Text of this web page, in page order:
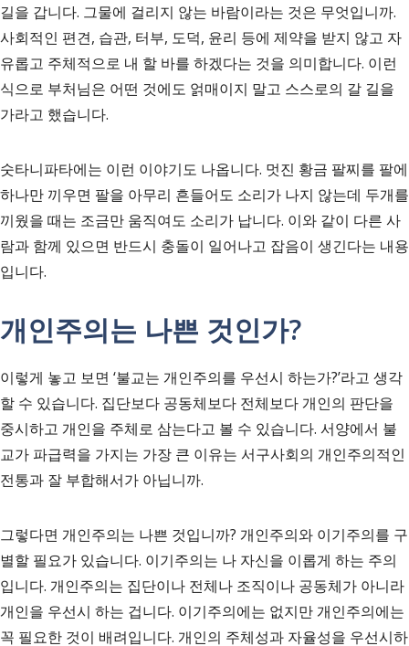
길을 갑니다. 그물에 걸리지 않는 바람이라는 것은 무엇입니까.
사회적인 편견, 습관, 터부, 도덕, 윤리 등에 제약을 받지 않고 자
유롭고 주체적으로 내 할 바를 하겠다는 것을 의미합니다. 이런
식으로 부처님은 어떤 것에도 얽매이지 말고 스스로의 갈 길을
가라고 했습니다.
숫타니파타에는 이런 이야기도 나옵니다. 멋진 황금 팔찌를 팔에
하나만 끼우면 팔을 아무리 흔들어도 소리가 나지 않는데 두개를
끼웠을 때는 조금만 움직여도 소리가 납니다. 이와 같이 다른 사
람과 함께 있으면 반드시 충돌이 일어나고 잡음이 생긴다는 내용
입니다.
개인주의는 나쁜 것인가?
이렇게 놓고 보면 ‘불교는 개인주의를 우선시 하는가?’라고 생각
할 수 있습니다. 집단보다 공동체보다 전체보다 개인의 판단을
중시하고 개인을 주체로 삼는다고 볼 수 있습니다. 서양에서 불
교가 파급력을 가지는 가장 큰 이유는 서구사회의 개인주의적인
전통과 잘 부합해서가 아닙니까.
그렇다면 개인주의는 나쁜 것입니까? 개인주의와 이기주의를 구
별할 필요가 있습니다. 이기주의는 나 자신을 이롭게 하는 주의
입니다. 개인주의는 집단이나 전체나 조직이나 공동체가 아니라
개인을 우선시 하는 겁니다. 이기주의에는 없지만 개인주의에는
꼭 필요한 것이 배려입니다. 개인의 주체성과 자율성을 우선시하